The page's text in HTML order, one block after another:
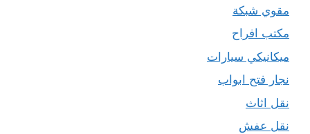
مقوي شبكة
مكتب افراح
ميكانيكي سيارات
نجار فتح ابواب
نقل اثاث
نقل عفش